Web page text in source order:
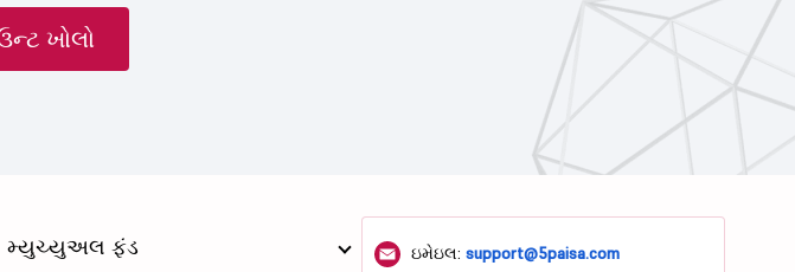
ખોલો
મ્યુચ્યુઅલ ફંડ ઇમેઇલ:support@5paisa.com